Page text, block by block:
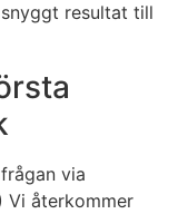
resultat till
via
Vi återkommer